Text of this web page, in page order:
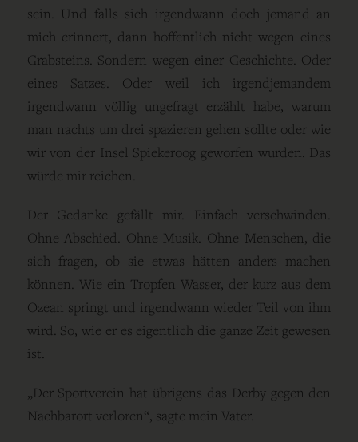
sein. Und falls sich irgendwann doch jemand an
mich erinnert, dann hoffentlich nicht wegen eines
Grabsteins. Sondern wegen einer Geschichte. Oder
eines Satzes. Oder weil ich irgendjemandem
irgendwann völlig ungefragt erzählt habe, warum
man nachts um drei spazieren gehen sollte oder wie
wir von der Insel Spiekeroog geworfen wurden. Das
würde mir reichen.
Der Gedanke gefällt mir. Einfach verschwinden.
Ohne Abschied. Ohne Musik. Ohne Menschen, die
sich fragen, ob sie etwas hätten anders machen
können. Wie ein Tropfen Wasser, der kurz aus dem
Ozean springt und irgendwann wieder Teil von ihm
wird. So, wie er es eigentlich die ganze Zeit gewesen
ist.
„Der Sportverein hat übrigens das Derby gegen den
Nachbarort verloren“, sagte mein Vater.